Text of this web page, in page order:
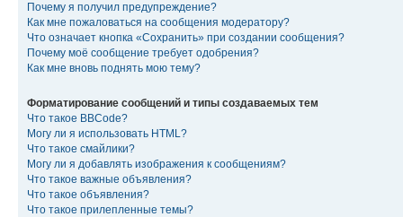
Почему я получил предупреждение?
Как мне пожаловаться на сообщения модератору?
Что означает кнопка «Сохранить» при создании сообщения?
Почему моё сообщение требует одобрения?
Как мне вновь поднять мою тему?
Форматирование сообщений и типы создаваемых тем
Что такое BBCode?
Могу ли я использовать HTML?
Что такое смайлики?
Могу ли я добавлять изображения к сообщениям?
Что такое важные объявления?
Что такое объявления?
Что такое прилепленные темы?